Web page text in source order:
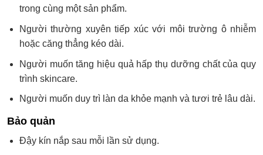
trong cùng một sản phẩm.
Người thường xuyên tiếp xúc với môi trường ô nhiễm
hoặc căng thẳng kéo dài.
Người muốn tăng hiệu quả hấp thụ dưỡng chất của quy
trình skincare.
Người muốn duy trì làn da khỏe mạnh và tươi trẻ lâu dài.
Bảo quản
Đậy kín nắp sau mỗi lần sử dụng.